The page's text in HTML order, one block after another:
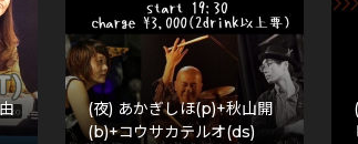
(夜) あかぎしほ(p)+秋山開
(b)+コウサカテルオ(ds)